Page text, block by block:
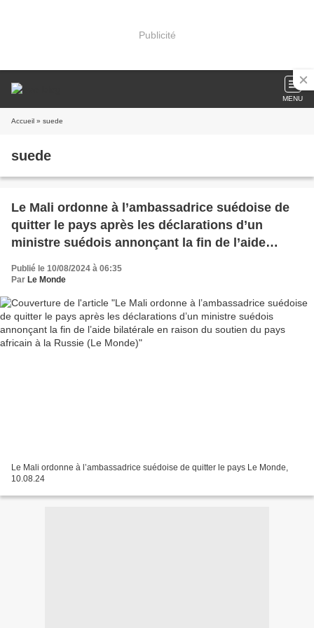
Publicité
MENU
Accueil » suede
suede
Le Mali ordonne à l’ambassadrice suédoise de
quitter le pays après les déclarations d’un
ministre suédois annonçant la fin de l’aide
bilatérale en raison du soutien du pays africain
à la Russie (Le Monde)
Publié le 10/08/2024 à 06:35
Par Le Monde
Le Mali ordonne à l’ambassadrice suédoise de quitter le pays Le Monde,
10.08.24